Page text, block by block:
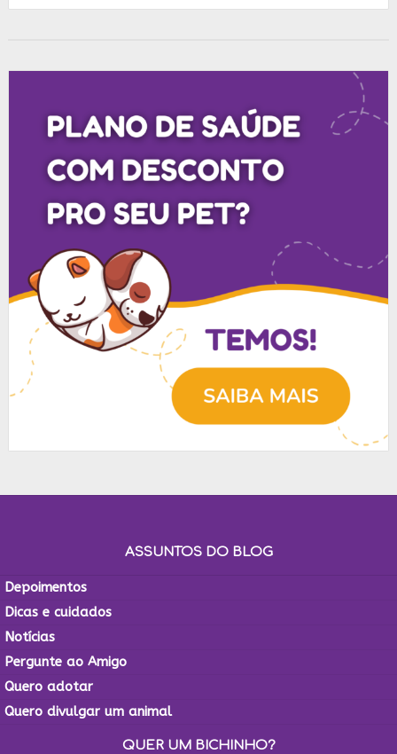
ASSUNTOS DO BLOG
Depoimentos
Dicas e cuidados
Notícias
Pergunte ao Amigo
Quero adotar
Quero divulgar um animal
QUER UM BICHINHO?